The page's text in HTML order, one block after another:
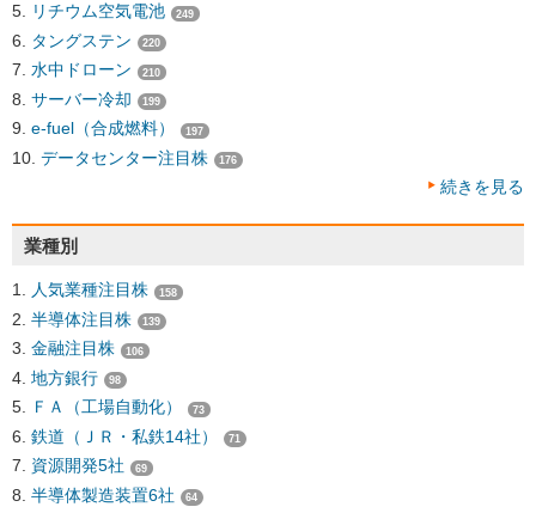
リチウム空気電池 249
タングステン 220
水中ドローン 210
サーバー冷却 199
e-fuel（合成燃料） 197
データセンター注目株 176
続きを見る
業種別
人気業種注目株 158
半導体注目株 139
金融注目株 106
地方銀行 98
ＦＡ（工場自動化） 73
鉄道（ＪＲ・私鉄14社） 71
資源開発5社 69
半導体製造装置6社 64